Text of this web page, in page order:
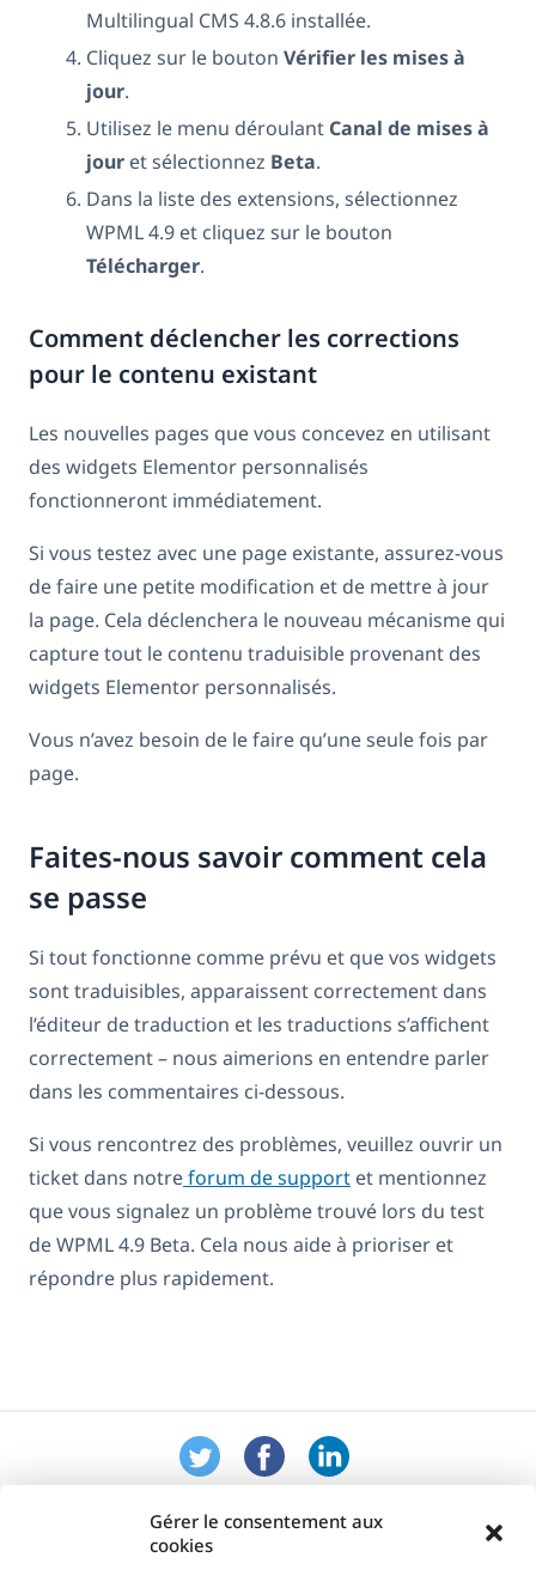
Gérer le consentement aux
cookies
Multilingual CMS 4.8.6 installée.
Cliquez sur le bouton Vérifier les mises à
jour.
Utilisez le menu déroulant Canal de mises à
jour et sélectionnez Beta.
Dans la liste des extensions, sélectionnez
WPML 4.9 et cliquez sur le bouton
Télécharger.
Comment déclencher les corrections
pour le contenu existant
Les nouvelles pages que vous concevez en utilisant
des widgets Elementor personnalisés
fonctionneront immédiatement.
Si vous testez avec une page existante, assurez-vous
de faire une petite modification et de mettre à jour
la page. Cela déclenchera le nouveau mécanisme qui
capture tout le contenu traduisible provenant des
widgets Elementor personnalisés.
Vous n’avez besoin de le faire qu’une seule fois par
page.
Faites-nous savoir comment cela
se passe
Si tout fonctionne comme prévu et que vos widgets
sont traduisibles, apparaissent correctement dans
l’éditeur de traduction et les traductions s’affichent
correctement – nous aimerions en entendre parler
dans les commentaires ci-dessous.
Si vous rencontrez des problèmes, veuillez ouvrir un
ticket dans notreforum de support et mentionnez
que vous signalez un problème trouvé lors du test
de WPML 4.9 Beta. Cela nous aide à prioriser et
répondre plus rapidement.